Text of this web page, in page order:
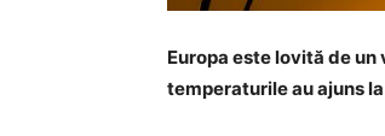
Europa este lovită de
temperaturile au ajuns